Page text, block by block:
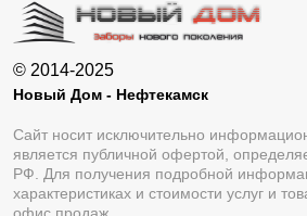
© 2014-2025
Новый Дом - Нефтекамск
Сайт носит исключительно
является публичной офертой,
РФ. Для получения подробной
характеристиках и стоимости услуг и